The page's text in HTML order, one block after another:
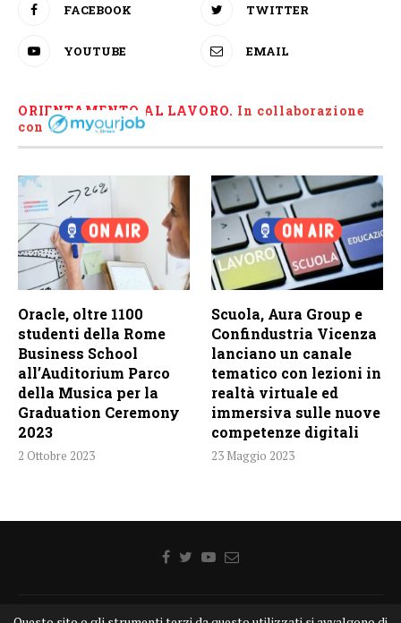
FACEBOOK TWITTER
YOUTUBE EMAIL
ORIENTAMENTO AL LAVORO. In collaborazione
con
Oracle, oltre 1100
studenti della Rome
Business School
all’Auditorium Parco
della Musica per la
Graduation Ceremony
2023
2 Ottobre 2023
Scuola, Aura Group e
Confindustria Vicenza
lanciano un canale
tematico con lezioni in
realtà virtuale ed
immersiva sulle nuove
competenze digitali
23 Maggio 2023